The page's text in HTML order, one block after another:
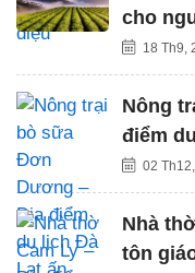
cho
18 Th9,
Nông
điểm
02
Nhà
tôn